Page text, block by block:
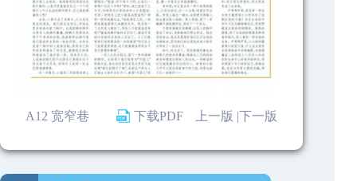
A12 宽窄巷 下载PDF 下一版
上一版 |